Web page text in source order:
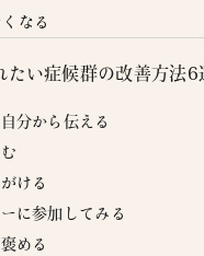
なる
たい症候群の改善方法6
分から伝える
ける
に参加してみる
める